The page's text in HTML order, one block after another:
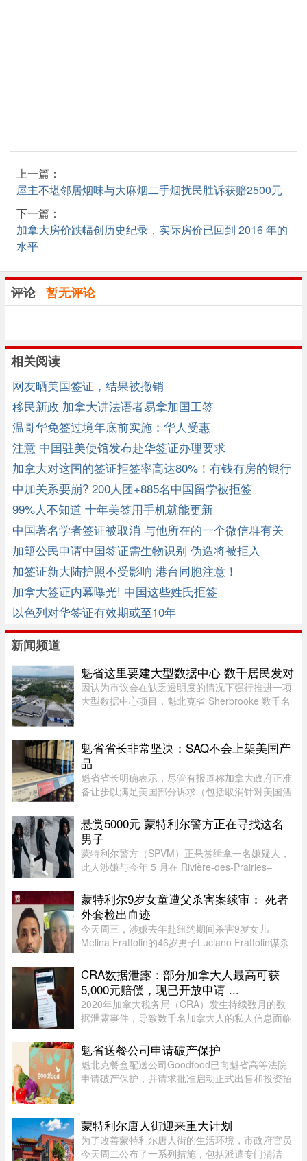
上一篇：
屋主不堪邻居烟味与大麻烟二手烟扰民胜诉获赔2500元
下一篇：
加拿大房价跌幅创历史纪录，实际房价已回到 2016 年的
水平
评论 暂无评论
相关阅读
网友晒美国签证，结果被撤销
移民新政 加拿大讲法语者易拿加国工签
温哥华免签过境年底前实施：华人受惠
注意 中国驻美使馆发布赴华签证办理要求
加拿大对这国的签证拒签率高达80%！有钱有房的银行
夫妇也被拒！ ...
中加关系要崩? 200人团+885名中国留学被拒签
99%人不知道 十年美签用手机就能更新
中国著名学者签证被取消 与他所在的一个微信群有关
加籍公民申请中国签证需生物识别 伪造将被拒入
加签证新大陆护照不受影响 港台同胞注意！
加拿大签证内幕曝光! 中国这些姓氏拒签
以色列对华签证有效期或至10年
新闻频道
魁省这里要建大型数据中心 数千居民发对
因认为市议会在缺乏透明度的情况下强行推进一项
大型数据中心项目，魁北克省 Sherbrooke 数千名
估并举行公开辩论，同时对 ...
魁省省长非常坚决：SAQ不会上架美国产
品
魁省省长明确表示，尽管有报道称加拿大政府正准
备让步以满足美国部分诉求（包括取消针对美国酒
任何美国产品。根据省长 Christine Fréchette 办公
室周五发表的声明，在 ...
悬赏5000元 蒙特利尔警方正在寻找这名
男子
蒙特利尔警方（SPVM）正悬赏缉拿一名嫌疑人，
此人涉嫌与今年 5 月在 Rivière-des-Prairies–
关。警方呼吁公众协助确认嫌犯身份。据描述，嫌
犯为一名黑人男性，身高在 ...
蒙特利尔9岁女童遭父杀害案续审： 死者
外套检出血迹
今天周三，涉嫌去年赴纽约期间杀害9岁女儿
Melina Frattolin的46岁男子Luciano Frattolin谋杀
Luciano Frattolin被控二级谋杀及藏匿尸体，两项
罪名均不认罪，自2025年7月被捕以 ...
CRA数据泄露：部分加拿大人最高可获
5,000元赔偿，现已开放申请 ...
2020年加拿大税务局（CRA）发生持续数月的数
据泄露事件，导致数千名加拿大人的私人信息面临
经可以申请赔偿。 ...
魁省送餐公司申请破产保护
魁北克餐盒配送公司Goodfood已向魁省高等法院
申请破产保护，并请求批准启动正式出售和投资招
Chabot Inc.担任监督机构。此 ...
蒙特利尔唐人街迎来重大计划
为了改善蒙特利尔唐人街的生活环境，市政府官员
今天周二公布了一系列措施，包括派遣专门清洁